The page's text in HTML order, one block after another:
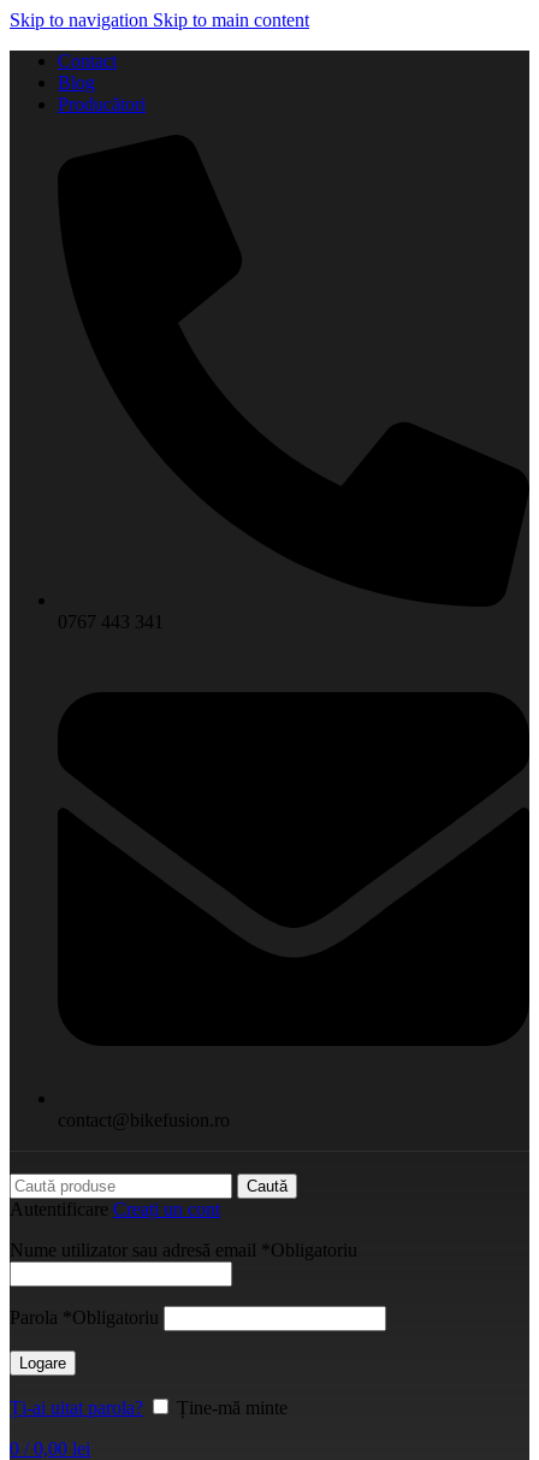
Skip to navigation Skip to main content
Contact
Blog
Producători
0767 443 341
contact@bikefusion.ro
Caută
Autentificare Creați un cont
Nume utilizator sau adresă email *Obligatoriu
Parola *Obligatoriu
Logare
Ți-ai uitat parola?
Ține-mă minte
0 / 0,00 lei